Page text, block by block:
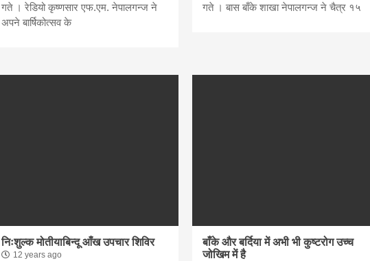
गते । रेडियो कृष्णसार एफ.एम. नेपालगन्ज ने
अपने बार्षिकोत्सव के
गते । बास बाँके शाखा नेपालगन्ज ने चैत्र १५
निःशुल्क मोतीयाबिन्दू आँख उपचार शिविर
12 years ago
बाँके और बर्दिया में अभी भी कुष्टरोग उच्च
जोखिम में है
अश्लीलता और अराजकता की बाढ